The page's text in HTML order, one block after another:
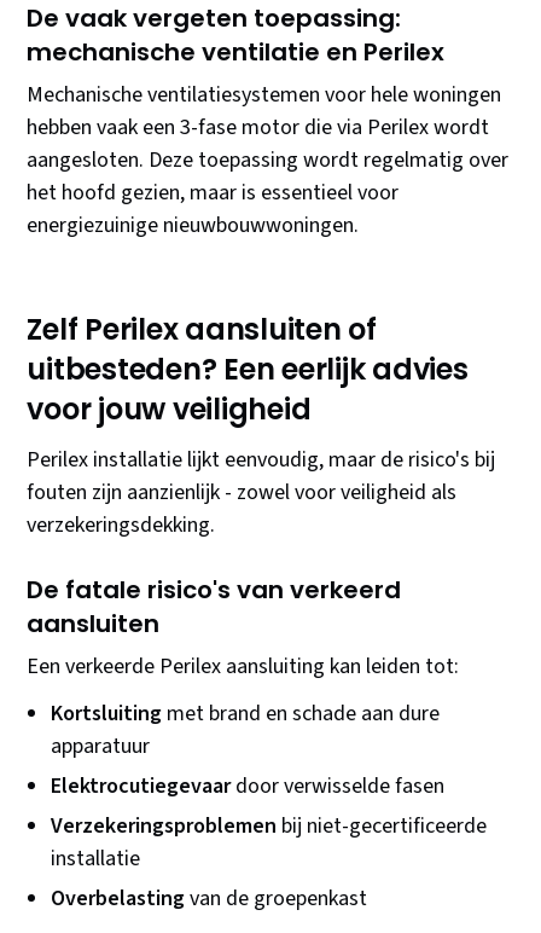
De vaak vergeten toepassing:
mechanische ventilatie en Perilex
Mechanische ventilatiesystemen voor hele woningen
hebben vaak een 3-fase motor die via Perilex wordt
aangesloten. Deze toepassing wordt regelmatig over
het hoofd gezien, maar is essentieel voor
energiezuinige nieuwbouwwoningen.
Zelf Perilex aansluiten of
uitbesteden? Een eerlijk advies
voor jouw veiligheid
Perilex installatie lijkt eenvoudig, maar de risico's bij
fouten zijn aanzienlijk - zowel voor veiligheid als
verzekeringsdekking.
De fatale risico's van verkeerd
aansluiten
Een verkeerde Perilex aansluiting kan leiden tot:
Kortsluiting met brand en schade aan dure
apparatuur
Elektrocutiegevaardoor verwisselde fasen
Verzekeringsproblemen bij niet-gecertificeerde
installatie
Overbelastingvan de groepenkast